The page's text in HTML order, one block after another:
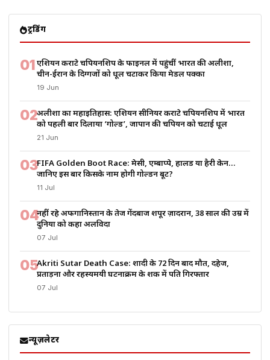
ट्रेंडिंग
01एशियन कराटे चैंपियनशिप के फाइनल में पहुंचीं भारत की अलीशा,
चीन-ईरान के दिग्गजों को धूल चटाकर किया मेडल पक्का
19 Jun
02अलीशा का महाइतिहास: एशियन सीनियर कराटे चैंपियनशिप में भारत
को पहली बार दिलाया ‘गोल्ड’, जापान की चैंपियन को चटाई धूल
21 Jun
03FIFA Golden Boot Race: मेसी, एम्बाप्पे, हालैंड या हैरी केन…
जानिए इस बार किसके नाम होगी गोल्डन बूट?
11 Jul
04नहीं रहे अफगानिस्तान के तेज गेंदबाज शपूर ज़ादरान, 38 साल की उम्र में
दुनिया को कहा अलविदा
07 Jul
05Akriti Sutar Death Case: शादी के 72 दिन बाद मौत, दहेज,
प्रताड़ना और रहस्यमयी घटनाक्रम के शक में पति गिरफ्तार
07 Jul
न्यूज़लेटर